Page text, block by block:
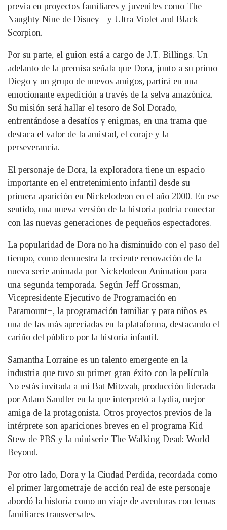
previa en proyectos familiares y juveniles como The
Naughty Nine de Disney+ y Ultra Violet and Black
Scorpion.
Por su parte, el guion está a cargo de J.T. Billings. Un
adelanto de la premisa señala que Dora, junto a su primo
Diego y un grupo de nuevos amigos, partirá en una
emocionante expedición a través de la selva amazónica.
Su misión será hallar el tesoro de Sol Dorado,
enfrentándose a desafíos y enigmas, en una trama que
destaca el valor de la amistad, el coraje y la
perseverancia.
El personaje de Dora, la exploradora tiene un espacio
importante en el entretenimiento infantil desde su
primera aparición en Nickelodeon en el año 2000. En ese
sentido, una nueva versión de la historia podría conectar
con las nuevas generaciones de pequeños espectadores.
La popularidad de Dora no ha disminuido con el paso del
tiempo, como demuestra la reciente renovación de la
nueva serie animada por Nickelodeon Animation para
una segunda temporada. Según Jeff Grossman,
Vicepresidente Ejecutivo de Programación en
Paramount+, la programación familiar y para niños es
una de las más apreciadas en la plataforma, destacando el
cariño del público por la historia infantil.
Samantha Lorraine es un talento emergente en la
industria que tuvo su primer gran éxito con la película
No estás invitada a mi Bat Mitzvah, producción liderada
por Adam Sandler en la que interpretó a Lydia, mejor
amiga de la protagonista. Otros proyectos previos de la
intérprete son apariciones breves en el programa Kid
Stew de PBS y la miniserie The Walking Dead: World
Beyond.
Por otro lado, Dora y la Ciudad Perdida, recordada como
el primer largometraje de acción real de este personaje
abordó la historia como un viaje de aventuras con temas
familiares transversales.